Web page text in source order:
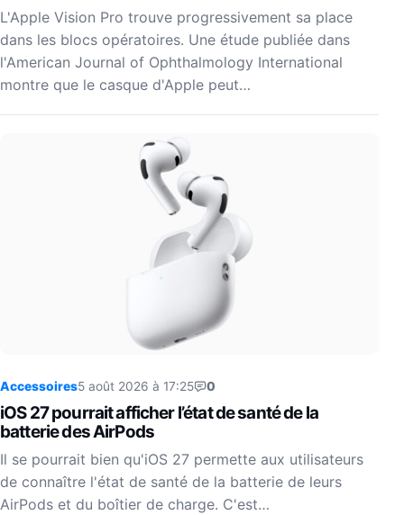
L'Apple Vision Pro trouve progressivement sa place
dans les blocs opératoires. Une étude publiée dans
l'American Journal of Ophthalmology International
montre que le casque d'Apple peut…
Accessoires5 août 2026 à 17:25 0
iOS 27 pourrait afficher l’état de santé de la
batterie des AirPods
Il se pourrait bien qu'iOS 27 permette aux utilisateurs
de connaître l'état de santé de la batterie de leurs
AirPods et du boîtier de charge. C'est…